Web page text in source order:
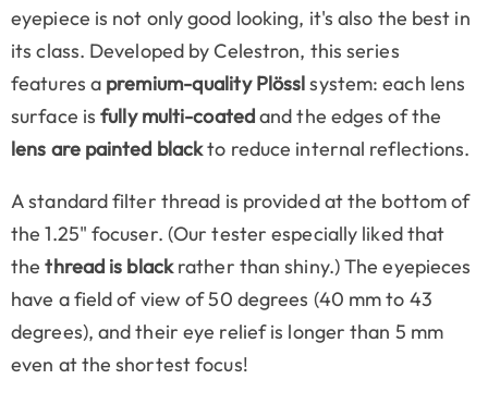
eyepiece is not only good looking, it's also the best in
its class. Developed by Celestron, this series
features a premium-quality Plösslsystem: each lens
surface isfully multi-coatedand the edges of the
lens are painted blackto reduce internal reflections.
A standard filter thread is provided at the bottom of
the 1.25" focuser. (Our tester especially liked that
thethread is blackrather than shiny.) The eyepieces
have a field of view of 50 degrees (40 mm to 43
degrees), and their eye relief is longer than 5 mm
even at the shortest focus!